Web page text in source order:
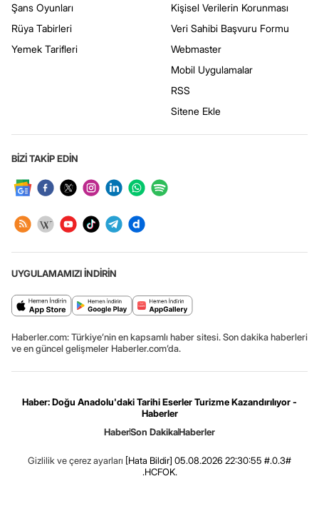
Şans Oyunları
Rüya Tabirleri
Yemek Tarifleri
Kişisel Verilerin Korunması
Veri Sahibi Başvuru Formu
Webmaster
Mobil Uygulamalar
RSS
Sitene Ekle
BİZİ TAKİP EDİN
UYGULAMAMIZI İNDİRİN
Haberler.com: Türkiye’nin en kapsamlı haber sitesi. Son dakika haberleri
ve en güncel gelişmeler Haberler.com’da.
Haber: Doğu Anadolu'daki Tarihi Eserler Turizme Kazandırılıyor -
Haberler
HaberSon DakikaHaberler
Gizlilik ve çerez ayarları [Hata Bildir] 05.08.2026 22:30:55 #.0.3#
.HCFOK.